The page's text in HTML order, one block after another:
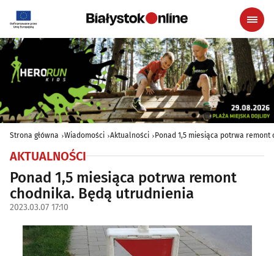
Strona główna Wiadomości Aktualności Ponad 1,5 miesiąca potrwa
AKTUALNOŚCI
Ponad 1,5 miesiąca potrwa remont
chodnika. Będą utrudnienia
2023.03.07 17:10